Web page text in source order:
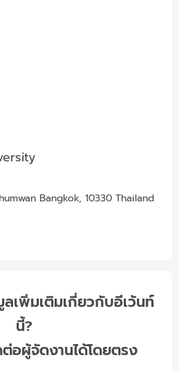
Bangkok, 10330 Thailand
เพิ่มเติมเกี่ยวกับอีเว้นท์
นี้?
อผู้จัดงานได้โดยตรง